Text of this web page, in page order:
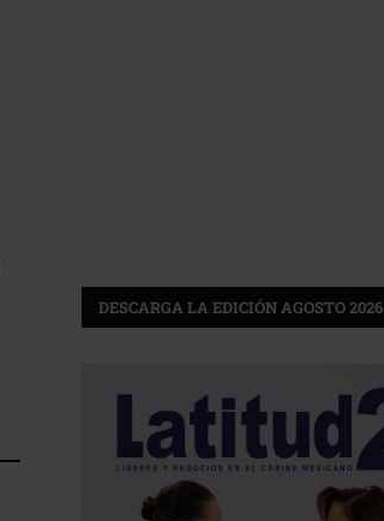
DESCARGA LA EDICIÓN AGOSTO 2026